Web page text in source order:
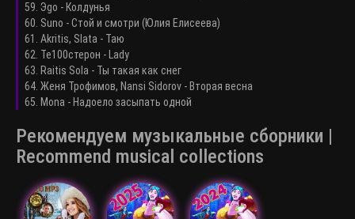
59. Эgo - Колдунья
60. Suno - Стой и смотри (Юлия Елисеева)
61. Akritis, Slata - Таю
62. Те100стерон - Lady
63. Raitis Sola - Ты такая как снег
64. Женя Трофимов, Nansi Sidorov - Вторая весна
65. Mona - Надоело засыпать одной
Рекомендуем музыкальные сборники |
Recommend musical collections